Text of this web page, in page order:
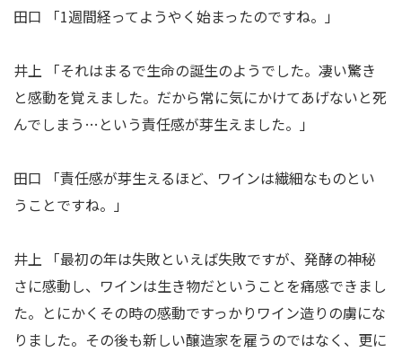
田口 「1週間経ってようやく始まったのですね。」
井上 「それはまるで生命の誕生のようでした。凄い驚き
と感動を覚えました。だから常に気にかけてあげないと死
んでしまう…という責任感が芽生えました。」
田口 「責任感が芽生えるほど、ワインは繊細なものとい
うことですね。」
井上 「最初の年は失敗といえば失敗ですが、発酵の神秘
さに感動し、ワインは生き物だということを痛感できまし
た。とにかくその時の感動ですっかりワイン造りの虜にな
りました。その後も新しい醸造家を雇うのではなく、更に